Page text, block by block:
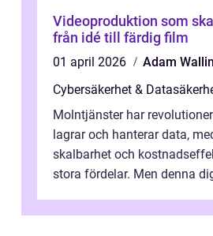
Videoproduktion som
från idé till färdig film
01 april 2026
Adam Wallin
Cybersäkerhet &
Molntjänster har
lagrar och hanterar data,
skalbarhet och
stora fördelar. Men denna